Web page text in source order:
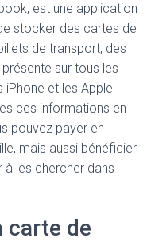
est une application
stocker des cartes de
de transport, des
sur tous les
et les Apple
ces informations en
pouvez payer en
mais aussi bénéficier
les chercher dans
carte de